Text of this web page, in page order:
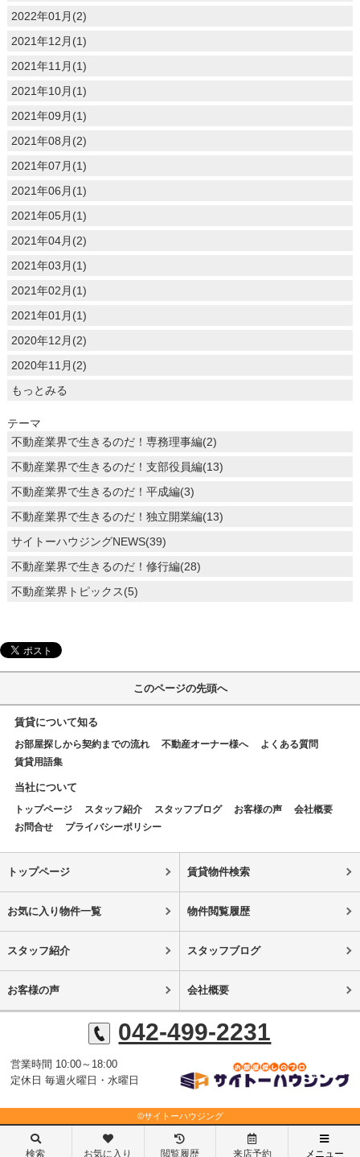
2022年01月(2)
2021年12月(1)
2021年11月(1)
2021年10月(1)
2021年09月(1)
2021年08月(2)
2021年07月(1)
2021年06月(1)
2021年05月(1)
2021年04月(2)
2021年03月(1)
2021年02月(1)
2021年01月(1)
2020年12月(2)
2020年11月(2)
もっとみる
テーマ
不動産業界で生きるのだ！専務理事編(2)
不動産業界で生きるのだ！支部役員編(13)
不動産業界で生きるのだ！平成編(3)
不動産業界で生きるのだ！独立開業編(13)
サイトーハウジングNEWS(39)
不動産業界で生きるのだ！修行編(28)
不動産業界トピックス(5)
このページの先頭へ
賃貸について知る
お部屋探しから契約までの流れ 不動産オーナー様へ
よくある質問
賃貸用語集
当社について
トップページ スタッフ紹介 スタッフブログ お客様の声
会社概要
お問合せ
プライバシーポリシー
トップページ 賃貸物件検索
お気に入り物件一覧 物件閲覧履歴
スタッフ紹介 スタッフブログ
お客様の声 会社概要
042-499-2231
営業時間 10:00～18:00
定休日 毎週火曜日・水曜日
©サイトーハウジング
検索 お気に入り 閲覧履歴 来店予約 メニュー